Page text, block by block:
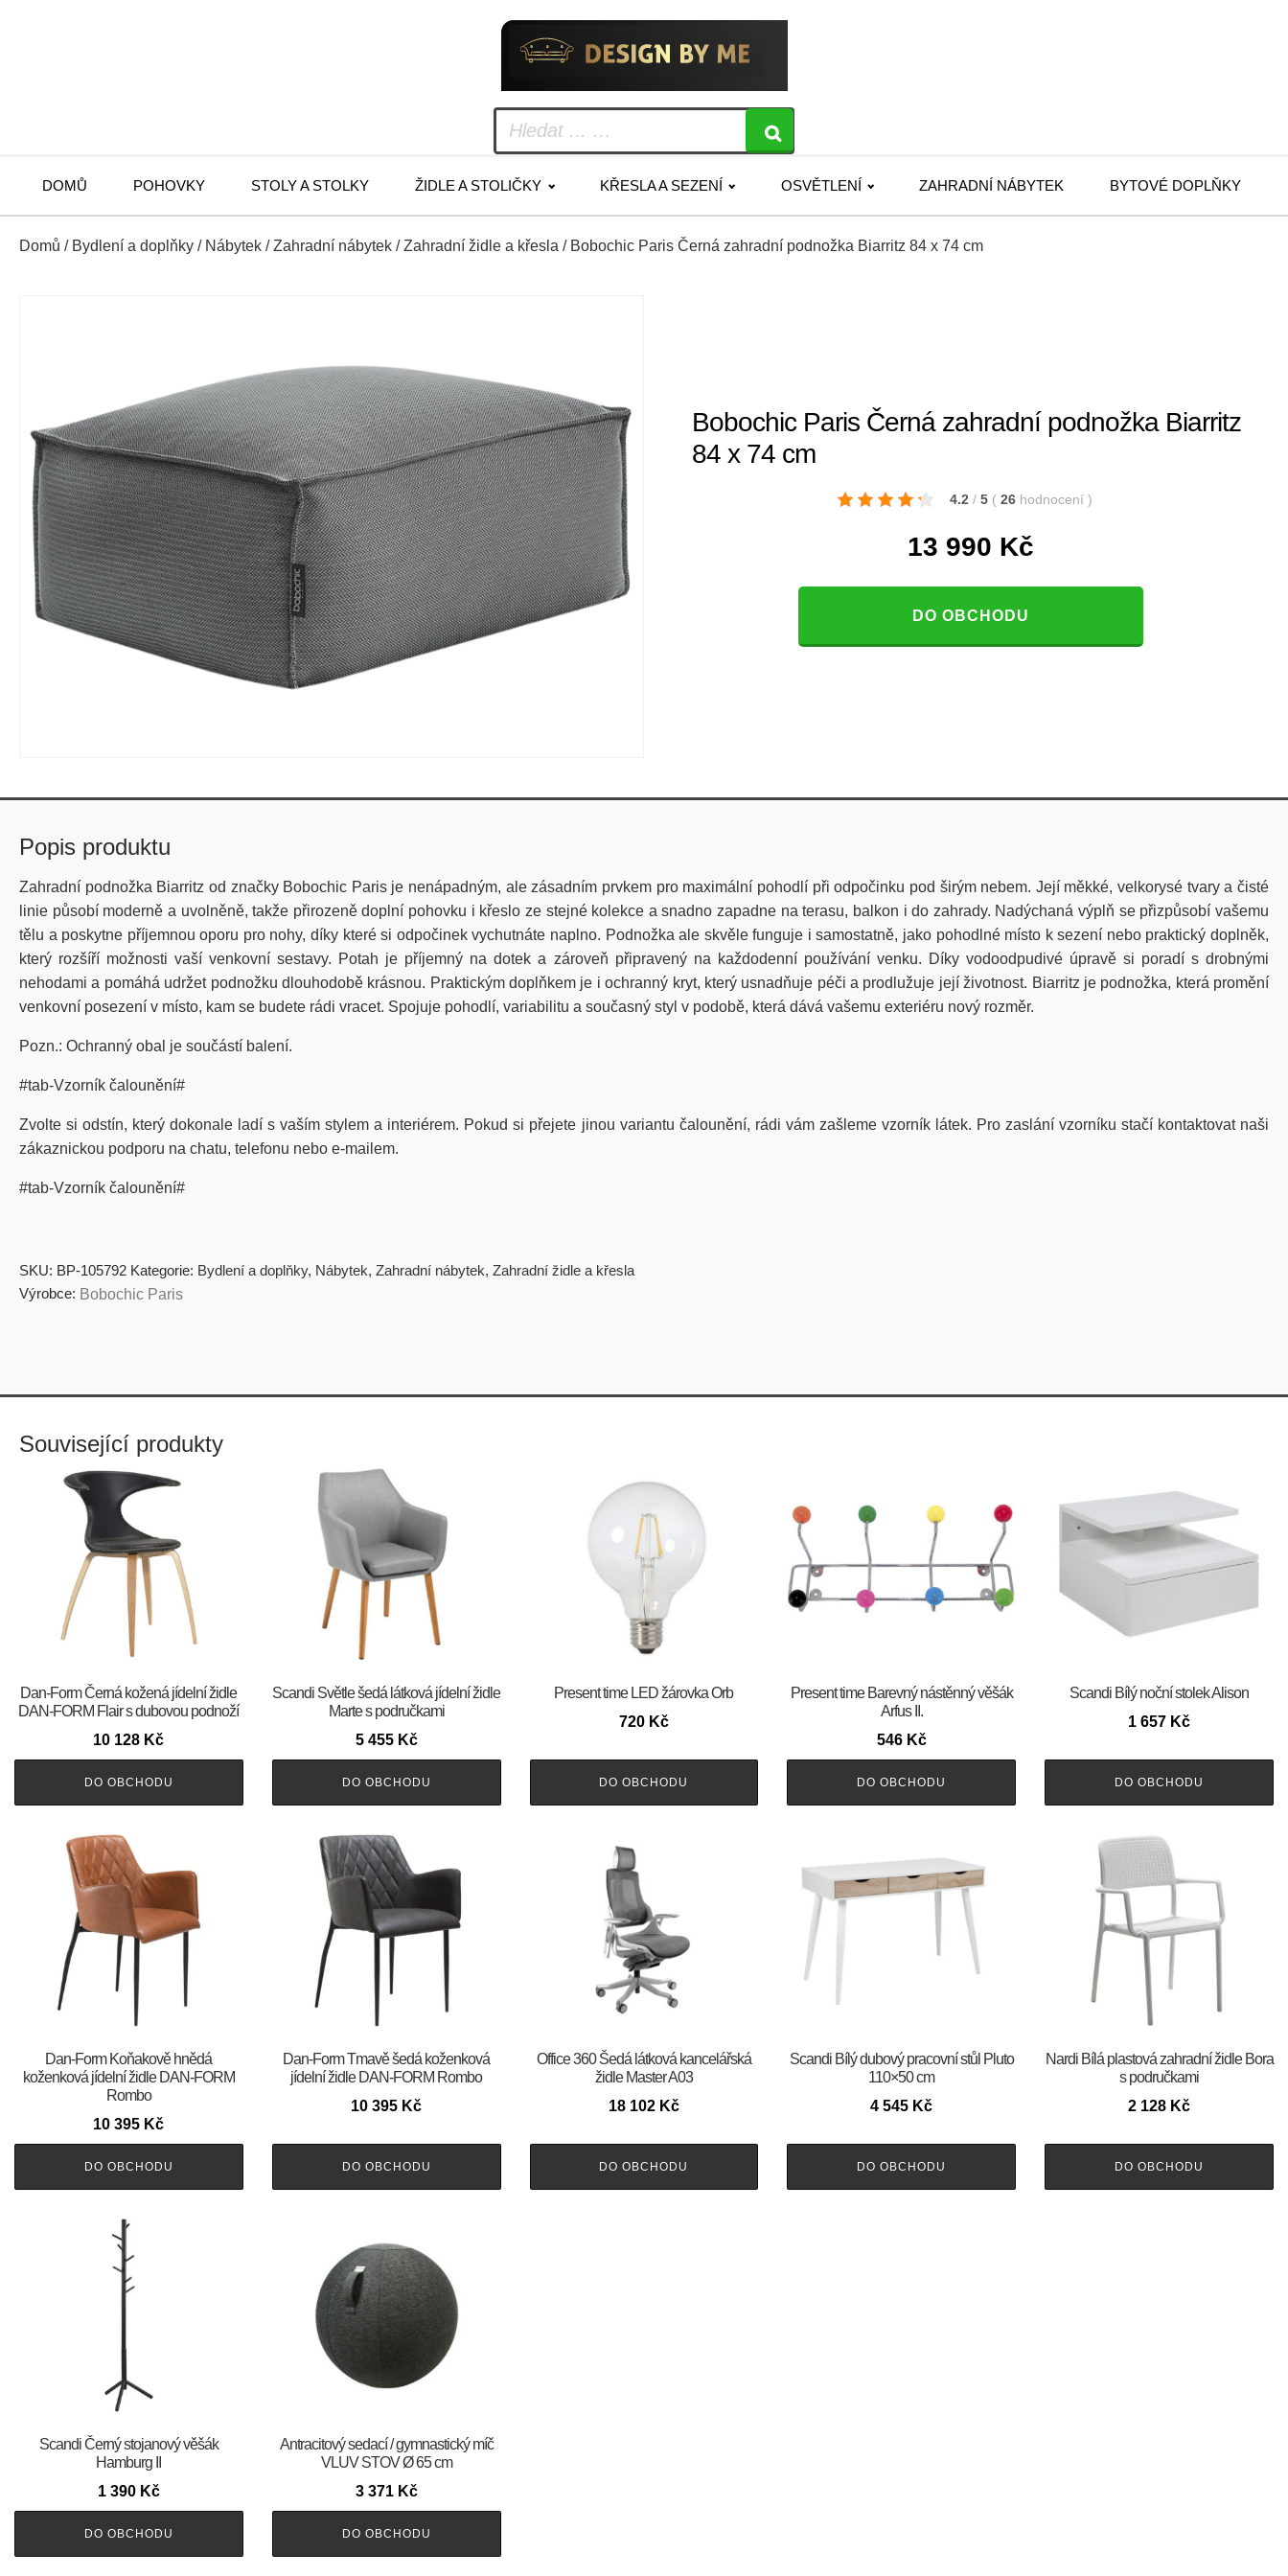
DOMŮ POHOVKY STOLY A STOLKY ŽIDLE A STOLIČKY KŘESLA A SEZENÍ OSVĚTLENÍ ZAHRADNÍ NÁBYTEK BYTOVÉ DOPLŇKY
Domů / Bydlení a doplňky / Nábytek /Zahradní nábytek /Zahradní židle a křesla / Bobochic Paris Černá zahradní podnožka Biarritz 84 x 74 cm
Bobochic Paris Černá zahradní podnožka Biarritz
84 x 74 cm
4.2 / 5 ( 26 hodnocení )
13 990 Kč
DO OBCHODU
Popis produktu
Zahradní podnožka Biarritz od značky Bobochic Paris je nenápadným, ale zásadním prvkem pro maximální pohodlí při odpočinku pod širým nebem. Její měkké, velkorysé tvary a čisté
linie působí moderně a uvolněně, takže přirozeně doplní pohovku i křeslo ze stejné kolekce a snadno zapadne na terasu, balkon i do zahrady. Nadýchaná výplň se přizpůsobí vašemu
tělu a poskytne příjemnou oporu pro nohy, díky které si odpočinek vychutnáte naplno. Podnožka ale skvěle funguje i samostatně, jako pohodlné místo k sezení nebo praktický doplněk,
který rozšíří možnosti vaší venkovní sestavy. Potah je příjemný na dotek a zároveň připravený na každodenní používání venku. Díky vodoodpudivé úpravě si poradí s drobnými
nehodami a pomáhá udržet podnožku dlouhodobě krásnou. Praktickým doplňkem je i ochranný kryt, který usnadňuje péči a prodlužuje její životnost. Biarritz je podnožka, která promění
venkovní posezení v místo, kam se budete rádi vracet. Spojuje pohodlí, variabilitu a současný styl v podobě, která dává vašemu exteriéru nový rozměr.
Pozn.: Ochranný obal je součástí balení.
#tab-Vzorník čalounění#
Zvolte si odstín, který dokonale ladí s vaším stylem a interiérem. Pokud si přejete jinou variantu čalounění, rádi vám zašleme vzorník látek. Pro zaslání vzorníku stačí kontaktovat naši
zákaznickou podporu na chatu, telefonu nebo e-mailem.
#tab-Vzorník čalounění#
SKU: BP-105792 Kategorie: Bydlení a doplňky, Nábytek, Zahradní nábytek, Zahradní židle a křesla
Výrobce: Bobochic Paris
Související produkty
​​​​​Dan-Form Černá kožená jídelní židle
DAN-FORM Flair s dubovou podnoží
10 128 Kč
DO OBCHODU
Scandi Světle šedá látková jídelní židle
Marte s područkami
5 455 Kč
DO OBCHODU
Present time LED žárovka Orb
720 Kč
DO OBCHODU
Present time Barevný nástěnný věšák
Arfus II.
546 Kč
DO OBCHODU
Scandi Bílý noční stolek Alison
1 657 Kč
DO OBCHODU
​​​​​Dan-Form Koňakově hnědá
koženková jídelní židle DAN-FORM
Rombo
10 395 Kč
DO OBCHODU
​​​​​Dan-Form Tmavě šedá koženková
jídelní židle DAN-FORM Rombo
10 395 Kč
DO OBCHODU
Office 360 Šedá látková kancelářská
židle Master A03
18 102 Kč
DO OBCHODU
Scandi Bílý dubový pracovní stůl Pluto
110×50 cm
4 545 Kč
DO OBCHODU
Nardi Bílá plastová zahradní židle Bora
s područkami
2 128 Kč
DO OBCHODU
Scandi Černý stojanový věšák
Hamburg II
1 390 Kč
DO OBCHODU
Antracitový sedací / gymnastický míč
VLUV STOV Ø 65 cm
3 371 Kč
DO OBCHODU